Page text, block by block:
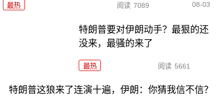
最热 阅读 7089 08-03
特朗普要对伊朗动手？最狠的还
没来，最骚的来了
最热 阅读 5661
特朗普这狼来了连演十遍，伊朗：你猜我信不信？